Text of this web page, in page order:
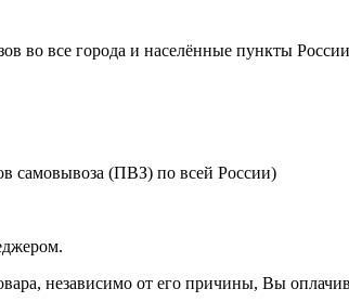
во все города и населённые пункты
самовывоза (ПВЗ) по всей России)
независимо от его причины, Вы